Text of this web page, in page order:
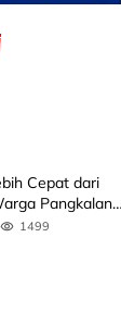
Cepat dari
Pangkalan
di Tengah
1499